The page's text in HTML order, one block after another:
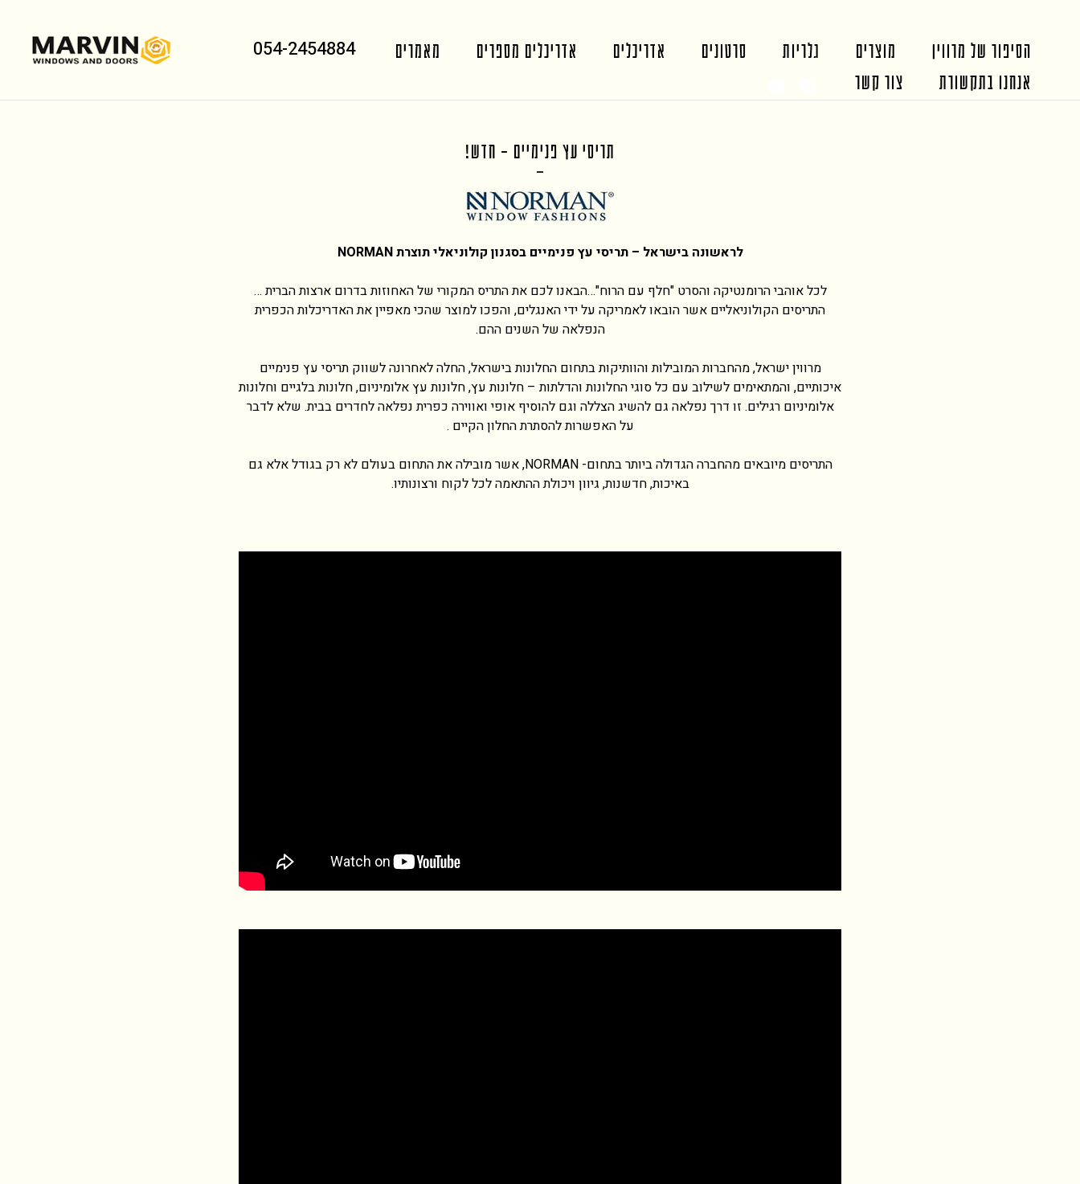
054-2454884 הסיפור של מרווין מוצרים גלריות סרטונים אדריכלים אדריכלים מספרים
מאמרים
אנחנו בתקשורת
צור קשר
תריסי עץ פנימיים – חדש!
לראשונה בישראל – תריסי עץ פנימיים בסגנון קולוניאלי תוצרתNORMAN
לכל אוהבי הרומנטיקה והסרט "חלף עם הרוח"…הבאנו לכם את התריס המקורי של האחוזות בדרום ארצות הברית …
התריסים הקולוניאליים אשר הובאו לאמריקה על ידי האנגלים, והפכו למוצר שהכי מאפיין את האדריכלות הכפרית
הנפלאה של השנים ההם.
מרווין ישראל, מהחברות המובילות והוותיקות בתחום החלונות בישראל, החלה לאחרונה לשווק תריסי עץ פנימיים
איכותיים, והמתאימים לשילוב עם כל סוגי החלונות והדלתות – חלונות עץ, חלונות עץ אלומיניום, חלונות בלגיים וחלונות
אלומיניום רגילים. זו דרך נפלאה גם להשיג הצללה וגם להוסיף אופי ואווירה כפרית נפלאה לחדרים בבית. שלא לדבר
על האפשרות להסתרת החלון הקיים .
התריסים מיובאים מהחברה הגדולה ביותר בתחום- NORMAN, אשר מובילה את התחום בעולם לא רק בגודל אלא גם
באיכות, חדשנות, גיוון ויכולת ההתאמה לכל לקוח ורצונותיו.